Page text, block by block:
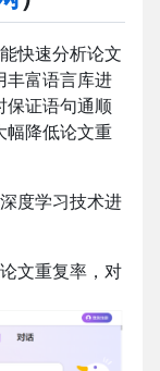
快速分析论文
丰富语言库进
保证语句通顺
幅降低论文重
度学习技术进
文重复率，对